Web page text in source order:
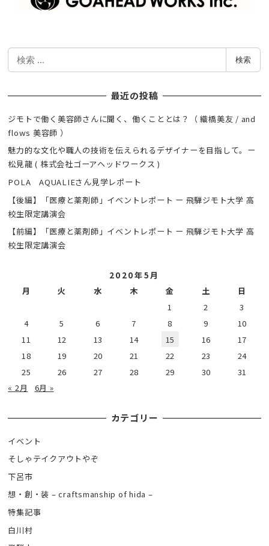
索
検索
最近の投稿
ジモトで働く美容師さんに聞く、働くこととは？（ 織橋美友 / and
flows 美容師 ）
魅力的な文化や職人の技術を伝えられるデザイナーを目指して。ー
松見龍 ( 株式会社ゴーアヘッドワークス )
POLA AQUALIEさん見学レポート
【後編】「医療と薬剤師」イベントレポート ー 飛騨ジモト大学 高
校生限定講演会
【前編】「医療と薬剤師」イベントレポート ー 飛騨ジモト大学 高
校生限定講演会
2020年5月
月
火 水 木 金 土
日
1
2
3
4
5 6 7 8 9
10
11
12 13 14 15 16
17
18
19 20 21 22 23
24
25
26 27 28 29 30
31
« 2月
6月 »
カテゴリー
イベント
そしゃテイクアウトやぞ
下呂市
想・創・装 – craftsmanship of hida –
特集記事
白川村